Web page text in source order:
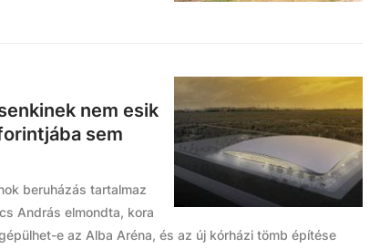
nem esik
sem
beruházás tartalmaz
András elmondta, kora
e az Alba Aréna, és az új kórházi tömb építése